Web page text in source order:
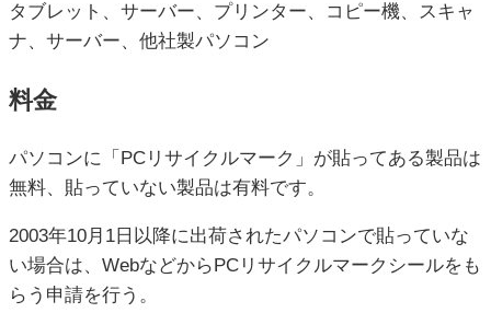
タブレット、サーバー、プリンター、コピー機、スキャ
ナ、サーバー、他社製パソコン
料金
パソコンに「PCリサイクルマーク」が貼ってある製品は
無料、貼っていない製品は有料です。
2003年10月1日以降に出荷されたパソコンで貼っていな
い場合は、WebなどからPCリサイクルマークシールをも
らう申請を行う。